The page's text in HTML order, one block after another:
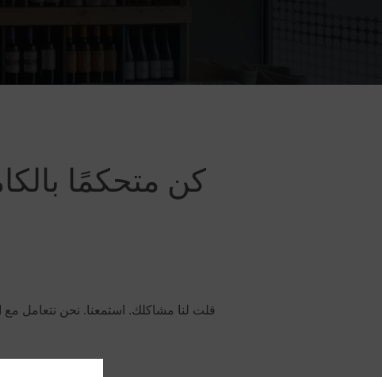
كن متحكمًا
قلت لنا مشاكلك. استمعنا. نحن نتعامل